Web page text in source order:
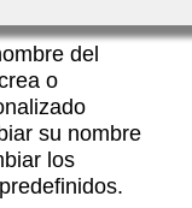
del
o
su nombre
los